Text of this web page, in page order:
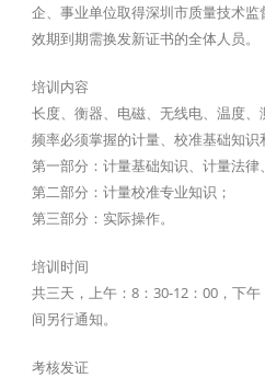
企、事业单位取得深圳市质量技术
效期到期需换发新证书的全体人员。
培训内容
长度、衡器、电磁、无线电、温度
频率必须掌握的计量、校准基础知识
第一部分：计量基础知识、计量法律
第二部分：计量校准专业知识；
第三部分：实际操作。
培训时间
共三天，上午：8：30-12：00，下
间另行通知。
考核发证